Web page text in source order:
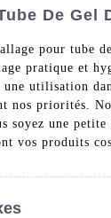
De
pour tube
pratique et
une utilisation
nos priorités.
soyez une
vos produits